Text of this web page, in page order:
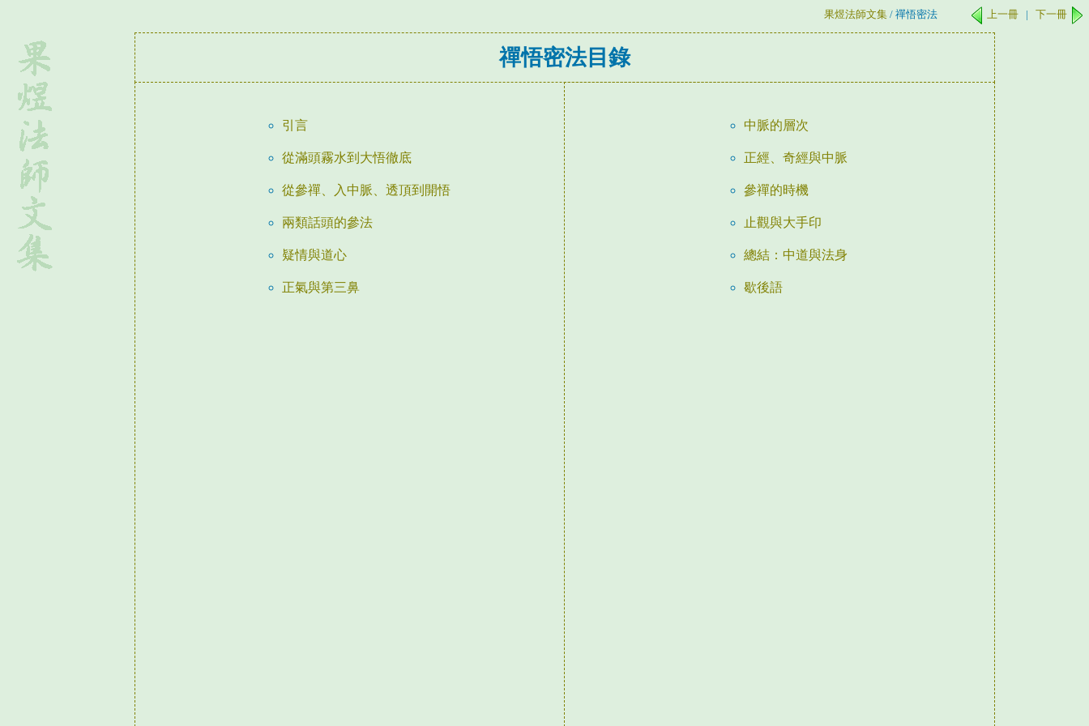
果煜法師文集 / 禪悟密法 上一冊 | 下一冊
禪悟密法目錄
引言
從滿頭霧水到大悟徹底
從參禪、入中脈、透頂到開悟
兩類話頭的參法
疑情與道心
正氣與第三鼻
中脈的層次
正經、奇經與中脈
參禪的時機
止觀與大手印
總結：中道與法身
歇後語